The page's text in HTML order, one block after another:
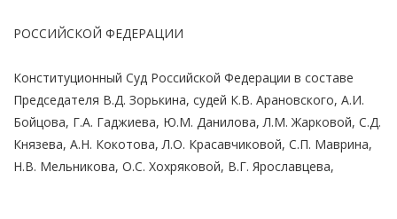
РОССИЙСКОЙ ФЕДЕРАЦИИ
Конституционный Суд Российской Федерации в составе
Председателя В.Д. Зорькина, судей К.В. Арановского, А.И.
Бойцова, Г.А. Гаджиева, Ю.М. Данилова, Л.М. Жарковой, С.Д.
Князева, А.Н. Кокотова, Л.О. Красавчиковой, С.П. Маврина,
Н.В. Мельникова, О.С. Хохряковой, В.Г. Ярославцева,